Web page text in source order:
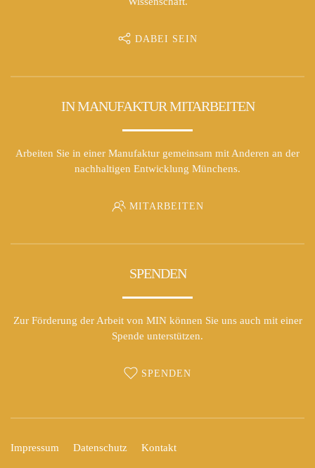
DABEI SEIN
IN MANUFAKTUR MITARBEITEN
Arbeiten Sie in einer Manufaktur gemeinsam mit Anderen an der
nachhaltigen Entwicklung Münchens.
MITARBEITEN
SPENDEN
Zur Förderung der Arbeit von MIN können Sie uns auch mit einer
Spende unterstützen.
SPENDEN
Impressum Datenschutz Kontakt